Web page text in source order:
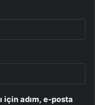
için adım, e-posta